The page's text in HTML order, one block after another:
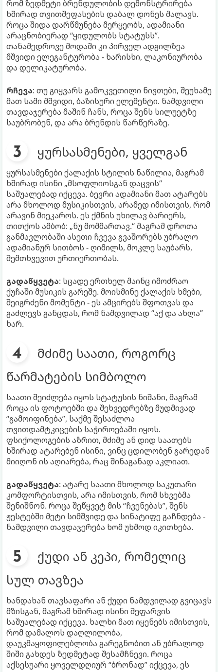
რომ ზედმეტი ბრენდულობის დემონსტრირება
ხშირად თვითშეფასების დაბალ დონეს მალავს.
როცა შიდა დარწმუნება მერყეობს, ადამიანი
არაცნობიერად “ყიდულობს სტატუსს”.
თანამედროვე მოდაში კი პირველ ადგილზეა
მშვიდი ელეგანტურობა - ხარისხი, ლაკონიურობა
და დელიკატურობა.
რჩევა: თუ გიყვარს გამოკვეთილი ნივთები, შეუხამე
მათ სამი მშვიდი, ბაზისური ელემენტი. ნამდვილი
თავდაჯერება მაშინ ჩანს, როცა შენს სილუეტზე
საუბრობენ, და არა ბრენდის წარწერაზე.
ყურსასმენები, ყველგან
ყურსასმენები ქალაქის სტილის ნაწილია, მაგრამ
ხშირად ისინი „მსოფლიოსგან დაცვის“
საშუალებად იქცევა. ბევრი ადამიანი მათ ატარებს
არა მხოლოდ მუსიკისთვის, არამედ იმისთვის, რომ
არავინ მიეკაროს. ეს ქმნის უხილავ ბარიერს,
თითქოს ამბობ: „ნუ მომმართავ.“ მაგრამ დროთა
განმავლობაში ასეთი ჩვევა გვაშორებს უბრალო
ადამიანურ სითბოს - ღიმილს, მოკლე საუბარს,
შემთხვევით ურთიერთობას.
გადაწყვეტა: სცადე ერთხელ მაინც იმოძრაო
ქუჩაში მუსიკის გარეშე. მოისმინე ქალაქის ხმები,
შეიგრძენი მომენტი - ეს ამცირებს შფოთვას და
გაძლევს განცდას, რომ ნამდვილად “აქ და ახლა”
ხარ.
მძიმე საათი, როგორც
წარმატების სიმბოლო
საათი შეიძლება იყოს სტატუსის ნიშანი, მაგრამ
როცა ის ფოტოებში და შეხვედრებზე მუდმივად
“გამოიფინება”, საქმე შესაძლოა
თვითდამტკიცების საჭიროებაში იყოს.
ფსიქოლოგების აზრით, მძიმე ან დიდ საათებს
ხშირად ატარებენ ისინი, ვინც ცდილობენ გარედან
მიიღონ ის აღიარება, რაც შინაგანად აკლიათ.
გადაწყვეტა: ატარე საათი მხოლოდ საკუთარი
კომფორტისთვის, არა იმისთვის, რომ სხვებმა
შენიშნონ. როცა შეწყვეტ მის “ჩვენებას”, შენს
ჟესტებში მეტი სიმშვიდე და სინატიფე გაჩნდება -
ნამდვილი თავდაჯერება ხომ უხმოდ იკითხება.
ქუდი ან კეპი, რომელიც
სულ თავზეა
ხანდახან თავსაფარი ან ქუდი ნამდვილად გვიცავს
მზისგან, მაგრამ ხშირად ისინი შეფარვის
საშუალებად იქცევა. ხალხი მათ იყენებს იმისთვის,
რომ დამალოს დაღლილობა,
დაუკმაყოფილებლობა გარეგნობით ან უბრალოდ
შიში გახდეს ზედმეტად შესამჩნევი. როცა
აქსესუარი ყოველდღიურ “ბრონად” იქცევა, ეს